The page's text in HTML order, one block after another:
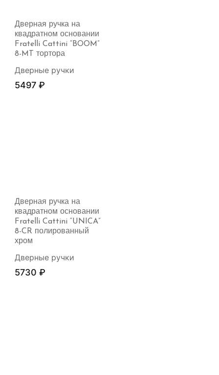
Дверная ручка на
квадратном основании
Fratelli Cattini “BOOM”
8-MT тортора
Дверные ручки
5497 ₽
Дверная ручка на
квадратном основании
Fratelli Cattini “UNICA”
8-CR полированный
хром
Дверные ручки
5730 ₽